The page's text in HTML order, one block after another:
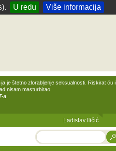
U redu Više informacija
je štetno zlorabljenje seksualnosti. Riskirat ću i
nisam masturbirao.
a
Ladislav Iličić
TRAŽI